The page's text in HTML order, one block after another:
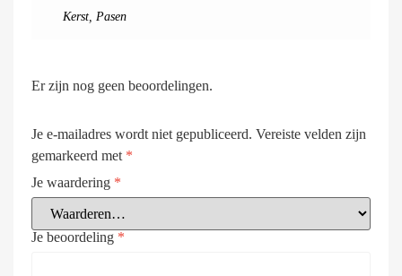
Kerst Pasen
Er zijn nog geen beoordelingen.
Je e-mailadres wordt niet gepubliceerd. Vereiste velden zijn
gemarkeerd met *
Je waardering *
Je beoordeling *